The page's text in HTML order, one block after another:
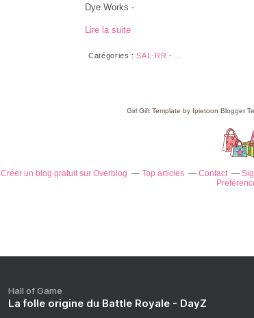
Dye Works -
Lire la suite
Catégories :SAL-RR -
Girl GiftTemplate by Ipietoon Blogger
Créer un blog gratuit sur Overblog Top articles Contact
Hall of Game
La folle origine du Battle Royale - DayZ